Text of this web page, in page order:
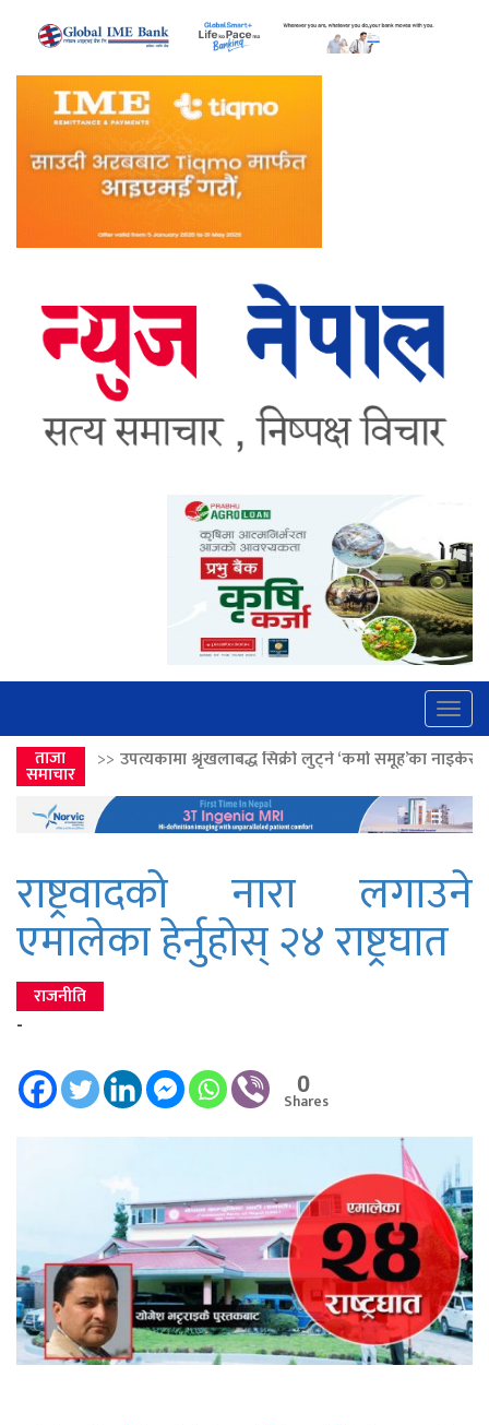
ताजा
समाचार
सिक्री लुट्ने ‘कर्मा समूह’का नाइकेसहित पाँच पक्राउ >>
राष्ट्रवादको नारा लगाउने
एमालेका हेर्नुहोस् २४ राष्ट्रघात
राजनीति
-
0
Shares